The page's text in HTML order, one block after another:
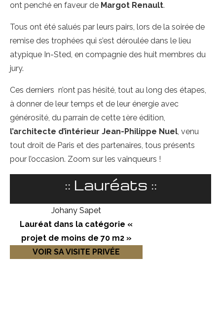
ont penché en faveur de Margot Renault.
Tous ont été salués par leurs pairs, lors de la soirée de
remise des trophées qui s’est déroulée dans le lieu
atypique In-Sted, en compagnie des huit membres du
jury.
Ces derniers n’ont pas hésité, tout au long des étapes,
à donner de leur temps et de leur énergie avec
générosité, du parrain de cette 1ère édition,
l’architecte d’intérieur Jean-Philippe Nuel, venu
tout droit de Paris et des partenaires, tous présents
pour l’occasion. Zoom sur les vainqueurs !
:: Lauréats ::
Johany Sapet
Lauréat dans la catégorie «
projet de moins de 70 m2 »
VOIR SA VISITE PRIVÉE